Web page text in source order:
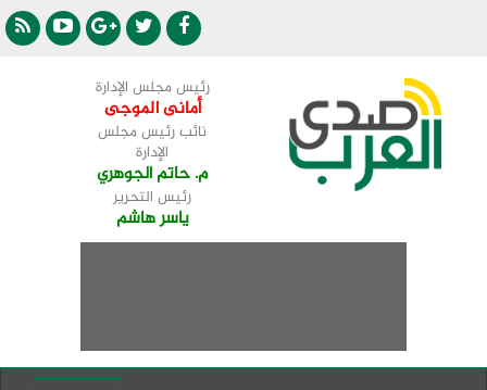
رئيس مجلس الإدارة
أمانى الموجى
نائب رئيس مجلس
الإدارة
م. حاتم الجوهري
رئيس التحرير
ياسر هاشم